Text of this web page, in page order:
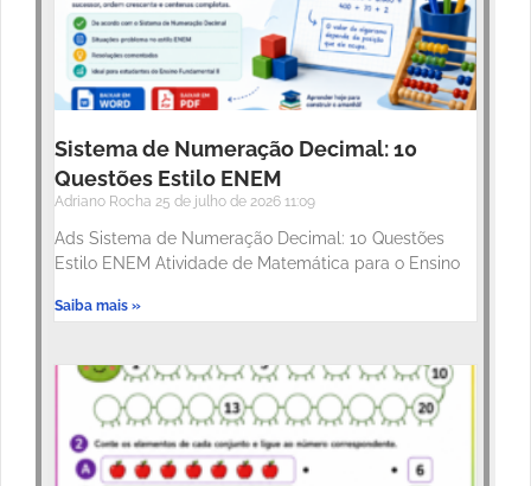
Sistema de Numeração Decimal: 10
Questões Estilo ENEM
Adriano Rocha 25 de julho de 2026 11:09
Ads Sistema de Numeração Decimal: 10 Questões
Estilo ENEM Atividade de Matemática para o Ensino
Saiba mais »